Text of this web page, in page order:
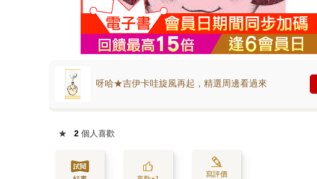
呀哈★吉伊卡哇旋風再起，精選周邊看過來
★ 2 個人喜歡
寫評價